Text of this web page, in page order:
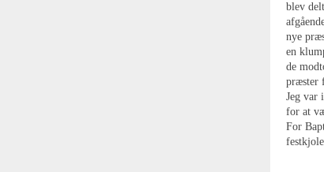
blev
nye
en
de
præster
Jeg var
for at
For